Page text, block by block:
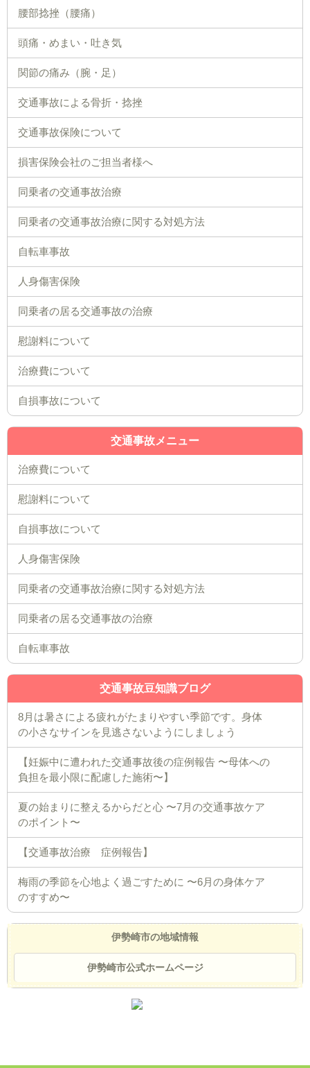
腰部捻挫（腰痛）
頭痛・めまい・吐き気
関節の痛み（腕・足）
交通事故による骨折・捻挫
交通事故保険について
損害保険会社のご担当者様へ
同乗者の交通事故治療
同乗者の交通事故治療に関する対処方法
自転車事故
人身傷害保険
同乗者の居る交通事故の治療
慰謝料について
治療費について
自損事故について
交通事故メニュー
治療費について
慰謝料について
自損事故について
人身傷害保険
同乗者の交通事故治療に関する対処方法
同乗者の居る交通事故の治療
自転車事故
交通事故豆知識ブログ
8月は暑さによる疲れがたまりやすい季節です。身体
の小さなサインを見逃さないようにしましょう
【妊娠中に遭われた交通事故後の症例報告 〜母体への
負担を最小限に配慮した施術〜】
夏の始まりに整えるからだと心 〜7月の交通事故ケア
のポイント〜
【交通事故治療 症例報告】
梅雨の季節を心地よく過ごすために 〜6月の身体ケア
のすすめ〜
伊勢崎市の地域情報
伊勢崎市公式ホームページ